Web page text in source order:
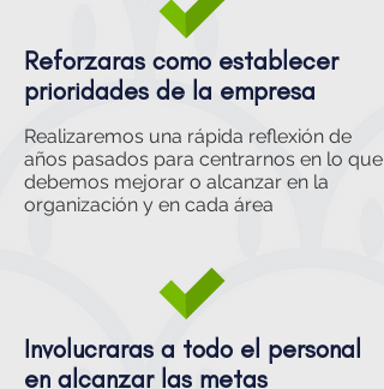
Reforzaras como establecer
prioridades de la empresa
Realizaremos una rápida reflexión de
años pasados para centrarnos en lo que
debemos mejorar o alcanzar en la
organización y en cada área
Involucraras a todo el personal
en alcanzar las metas